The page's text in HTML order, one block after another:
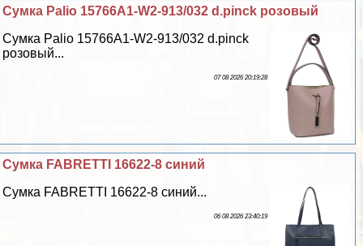
Сумка Palio 15766A1-W2-913/032 d.pinck розовый
Сумка Palio 15766A1-W2-913/032 d.pinck
розовый...
07 08 2026 20:19:28
Сумка FABRETTI 16622-8 синий
Сумка FABRETTI 16622-8 синий...
06 08 2026 23:40:19